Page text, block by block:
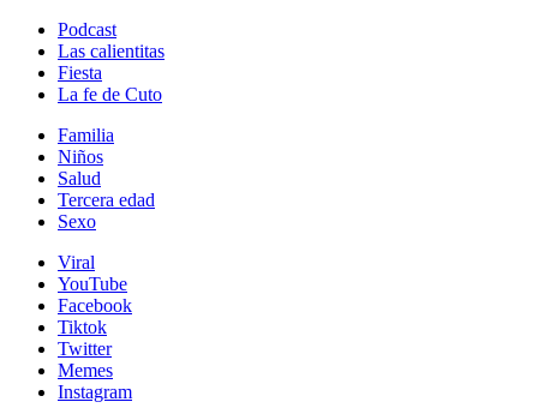
Podcast
Las calientitas
Fiesta
La fe de Cuto
Familia
Niños
Salud
Tercera edad
Sexo
Viral
YouTube
Facebook
Tiktok
Twitter
Memes
Instagram